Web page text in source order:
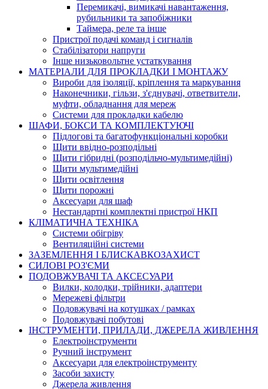
Перемикачі, вимикачі навантаження,
рубильники та запобіжники
Таймера, реле та інше
Пристрої подачі команд і сигналів
Cтабілізатори напруги
Інше низьковольтне устаткування
МАТЕРІАЛИ ДЛЯ ПРОКЛАДКИ І МОНТАЖУ
Вироби для ізоляції, кріплення та маркування
Наконечники, гільзи, з'єднувачі, ответвители,
муфти, обладнання для мереж
Системи для прокладки кабелю
ШАФИ, БОКСИ ТА КОМПЛЕКТУЮЧІ
Підлогові та багатофункціональні коробки
Щити ввідно-розподільні
Щити гібридні (розподільчо-мультимедійні)
Щити мультимедійні
Щити освітлення
Щити порожні
Аксесуари для шаф
Нестандартні комплектні пристрої НКП
КЛІМАТИЧНА ТЕХНІКА
Системи обігріву
Вентиляційні системи
ЗАЗЕМЛЕННЯ І БЛИСКАВКОЗАХИСТ
СИЛОВІ РОЗ'ЄМИ
ПОДОВЖУВАЧІ ТА АКСЕСУАРИ
Вилки, колодки, трійники, адаптери
Мережеві фільтри
Подовжувачі на котушках / рамках
Подовжувачі побутові
ІНСТРУМЕНТИ, ПРИЛАДИ, ДЖЕРЕЛА ЖИВЛЕННЯ
Електроінструменти
Ручний інструмент
Аксесуари для електроінструменту
Засоби захисту
Джерела живлення